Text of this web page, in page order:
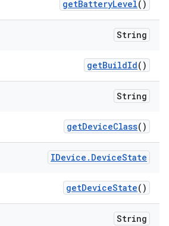
getBatteryLevel()
String
getBuildId()
String
getDeviceClass()
IDevice . DeviceState
getDeviceState()
String